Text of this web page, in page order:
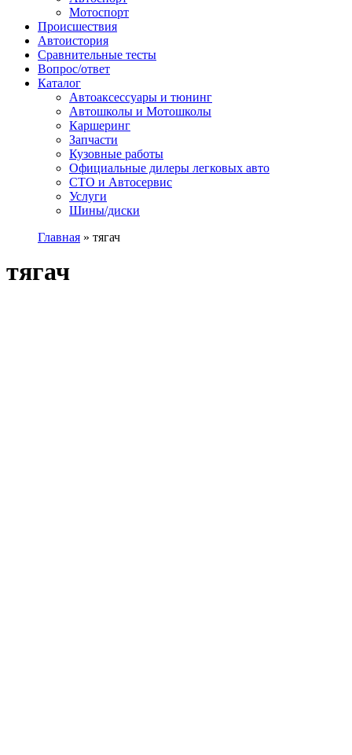
Мотоспорт
Происшествия
Автоистория
Сравнительные тесты
Вопрос/ответ
Каталог
Автоакcессуары и тюнинг
Автошколы и Мотошколы
Каршеринг
Запчасти
Кузовные работы
Официальные дилеры легковых авто
СТО и Автосервис
Услуги
Шины/диски
Главная » тягач
тягач